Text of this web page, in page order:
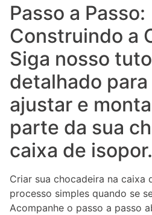
Passo a Passo:
Construindo a
Siga nosso
detalhado
ajustar e
parte da sua
caixa de isopor.
Criar sua chocadeira na caixa
processo simples quando se
Acompanhe o passo a passo